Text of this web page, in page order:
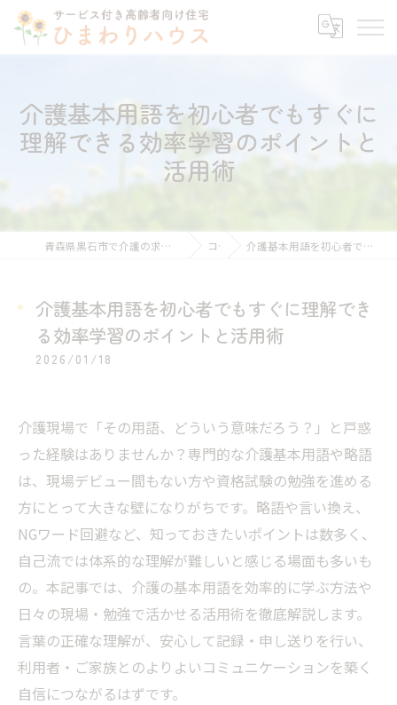
介護基本用語を初心者でもすぐに
理解できる効率学習のポイントと
活用術
青森県黒石市で介護の求人ならサービス付き高齢者向け住宅ひまわりハウス コラム 介護基本用語を初心者でもすぐに理解できる効率学習のポイントと活用術
介護基本用語を初心者でもすぐに理解でき
る効率学習のポイントと活用術
2026/01/18
介護現場で「その用語、どういう意味だろう？」と戸惑
った経験はありませんか？専門的な介護基本用語や略語
は、現場デビュー間もない方や資格試験の勉強を進める
方にとって大きな壁になりがちです。略語や言い換え、
NGワード回避など、知っておきたいポイントは数多く、
自己流では体系的な理解が難しいと感じる場面も多いも
の。本記事では、介護の基本用語を効率的に学ぶ方法や
日々の現場・勉強で活かせる活用術を徹底解説します。
言葉の正確な理解が、安心して記録・申し送りを行い、
利用者・ご家族とのよりよいコミュニケーションを築く
自信につながるはずです。